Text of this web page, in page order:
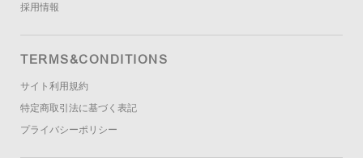
採用情報
TERMS&CONDITIONS
サイト利用規約
特定商取引法に基づく表記
プライバシーポリシー